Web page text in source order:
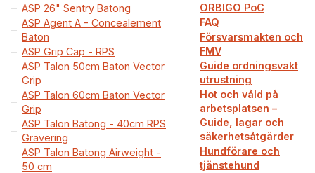
ASP 26" Sentry Batong
ASP Agent A - Concealement
Baton
ASP Grip Cap - RPS
ASP Talon 50cm Baton Vector
Grip
ASP Talon 60cm Baton Vector
Grip
ASP Talon Batong - 40cm RPS
Gravering
ASP Talon Batong Airweight -
50 cm
ORBIGO PoC
FAQ
Försvarsmakten och
FMV
Guide ordningsvakt
utrustning
Hot och våld på
arbetsplatsen –
Guide, lagar och
säkerhetsåtgärder
Hundförare och
tjänstehund